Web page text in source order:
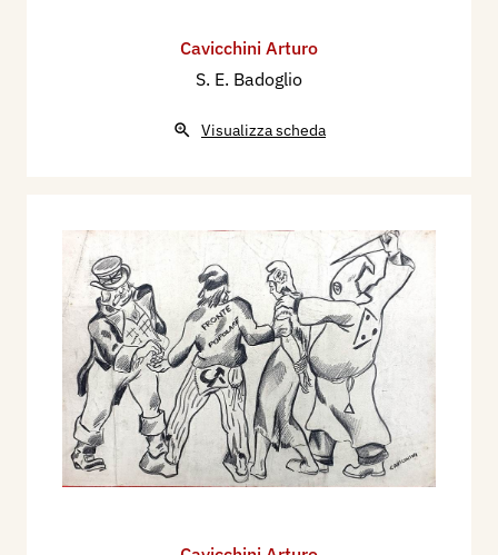
Cavicchini Arturo
S. E. Badoglio
Visualizza scheda